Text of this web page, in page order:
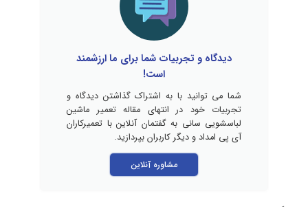
دیدگاه و تجربیات شما برای ما ارزشمند
است!
شما می توانید با به اشتراک گذاشتن دیدگاه و
تجربیات خود در انتهای مقاله تعمیر ماشین
لباسشویی سانی به گفتمان آنلاین با تعمیرکاران
آی پی امداد و دیگر کاربران بپردازید.
مشاوره آنلاین